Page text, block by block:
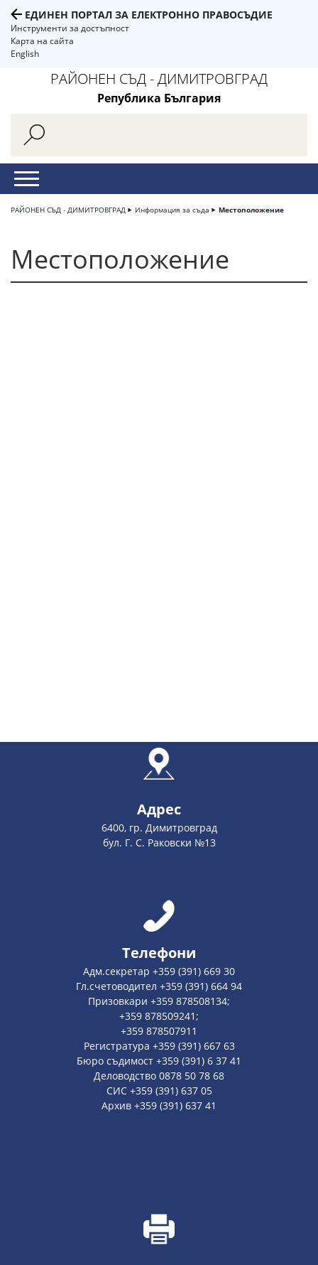
ЕДИНЕН ПОРТАЛ ЗА ЕЛЕКТРОННО ПРАВОСЪДИЕ
Инструменти за достъпност
Карта на сайта
English
РАЙОНЕН СЪД - ДИМИТРОВГРАД
Република България
РАЙОНЕН СЪД - ДИМИТРОВГРАД Информация за съда Местоположение
Местоположение
Адрес
6400, гр. Димитровград
бул. Г. С. Раковски №13
Телефони
Адм.секретар +359 (391) 669 30
Гл.счетоводител +359 (391) 664 94
Призовкари +359 878508134;
+359 878509241;
+359 878507911
Регистратура +359 (391) 667 63
Бюро съдимост +359 (391) 6 37 41
Деловодство 0878 50 78 68
СИС +359 (391) 637 05
Архив +359 (391) 637 41